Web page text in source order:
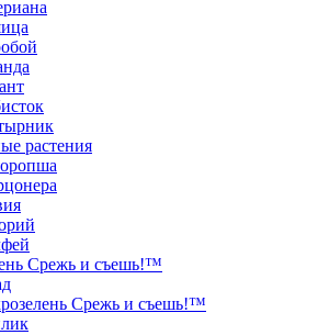
растения
Срежь и съешь!™
Срежь и съешь!™